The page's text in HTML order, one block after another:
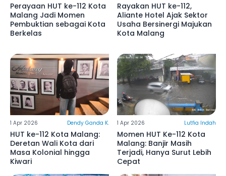
Perayaan HUT ke-112 Kota
Malang Jadi Momen
Pembuktian sebagai Kota
Berkelas
Rayakan HUT ke-112,
Aliante Hotel Ajak Sektor
Usaha Bersinergi Majukan
Kota Malang
1 Apr 2026 Dendy Ganda K.
HUT ke-112 Kota Malang:
Deretan Wali Kota dari
Masa Kolonial hingga
Kiwari
1 Apr 2026 Lutfia Indah
Momen HUT Ke-112 Kota
Malang: Banjir Masih
Terjadi, Hanya Surut Lebih
Cepat